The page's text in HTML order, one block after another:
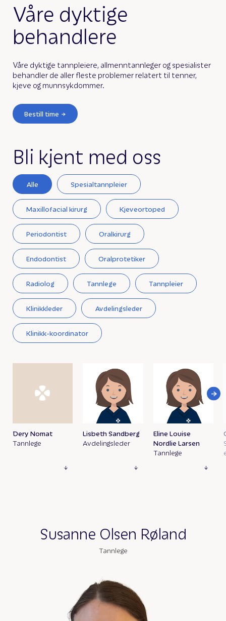
Våre dyktige
behandlere
Våre dyktige tannpleiere, allmenntannleger og spesialister
behandler de aller fleste problemer relatert til tenner,
kjeve og munnsykdommer.
Bestill time
Bli kjent med oss
Alle Spesialtannpleier
Maxillofacial kirurg Kjeveortoped
Periodontist Oralkirurg
Endodontist Oralprotetiker
Radiolog Tannlege Tannpleier
Klinikkleder Avdelingsleder
Klinikk-koordinator
Dery Nomat
Tannlege
Lisbeth Sandberg
Avdelingsleder
Eline Louise
Nordlie Larsen
Tannlege
Susanne Olsen Røland
Tannlege